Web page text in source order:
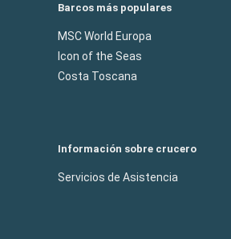
Barcos más populares
MSC World Europa
Icon of the Seas
Costa Toscana
Información sobre crucero
Servicios de Asistencia